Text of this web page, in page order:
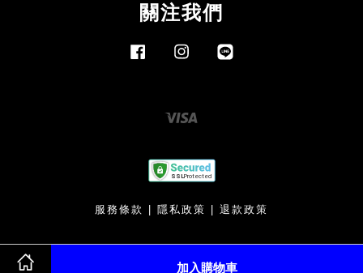
加入購物車
關注我們
FacebookInstagram
服務條款 | 隱私政策 | 退款政策